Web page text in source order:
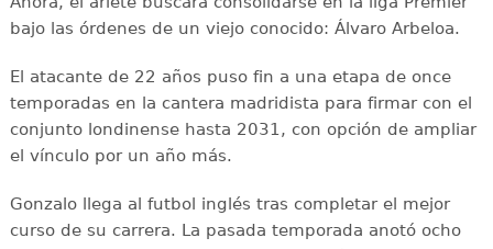
bajo las órdenes de un viejo conocido: Álvaro Arbeloa.
El atacante de 22 años puso fin a una etapa de once
temporadas en la cantera madridista para firmar con el
conjunto londinense hasta 2031, con opción de ampliar
el vínculo por un año más.
Gonzalo llega al futbol inglés tras completar el mejor
curso de su carrera. La pasada temporada anotó ocho